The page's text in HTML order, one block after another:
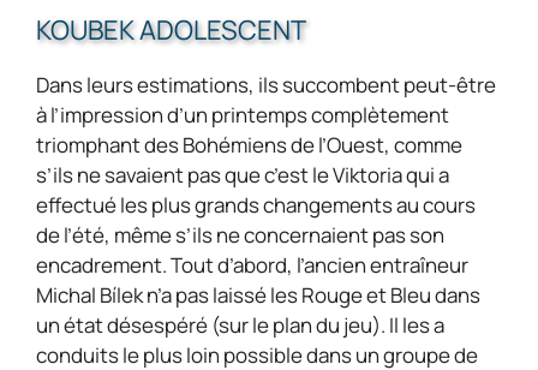
KOUBEK ADOLESCENT
Dans leurs estimations, ils succombent peut-être
à l’impression d’un printemps complètement
triomphant des Bohémiens de l’Ouest, comme
s’ils ne savaient pas que c’est le Viktoria qui a
effectué les plus grands changements au cours
de l’été, même s’ils ne concernaient pas son
encadrement. Tout d’abord, l’ancien entraîneur
Michal Bílek n’a pas laissé les Rouge et Bleu dans
un état désespéré (sur le plan du jeu). Il les a
conduits le plus loin possible dans un groupe de